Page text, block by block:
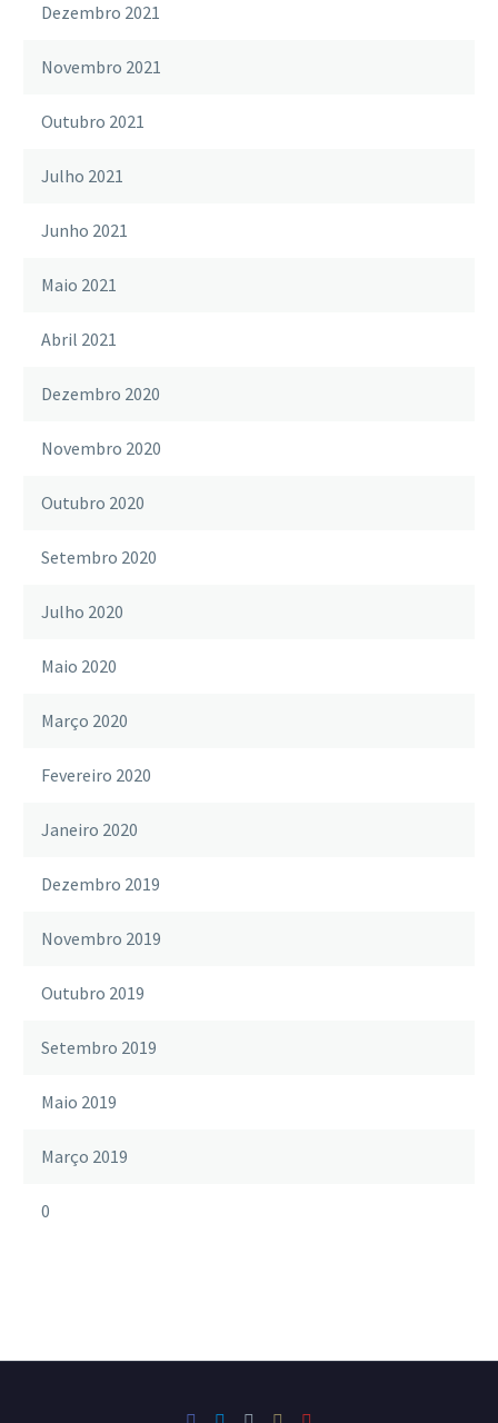
Dezembro 2021
Novembro 2021
Outubro 2021
Julho 2021
Junho 2021
Maio 2021
Abril 2021
Dezembro 2020
Novembro 2020
Outubro 2020
Setembro 2020
Julho 2020
Maio 2020
Março 2020
Fevereiro 2020
Janeiro 2020
Dezembro 2019
Novembro 2019
Outubro 2019
Setembro 2019
Maio 2019
Março 2019
0